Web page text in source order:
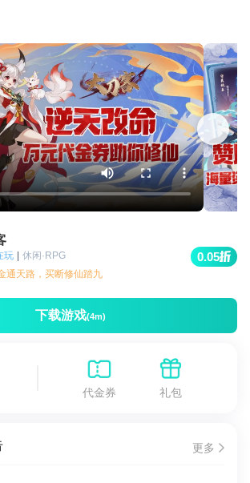
玩 | 休闲·RPG
通天路，买断修仙踏九
0.05
下载游戏(4m)
代金券 礼包
更多